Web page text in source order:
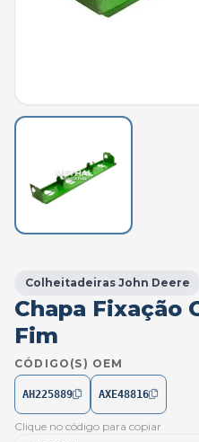
Colheitadeiras John Deere
Chapa Fixação
Fim
CÓDIGO(S) OEM
AH225889 AXE48816
Clique no código para copiar